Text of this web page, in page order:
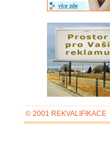
© 2001 REKVALIFIKACE